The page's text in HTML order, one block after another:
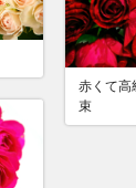
赤くて高
束